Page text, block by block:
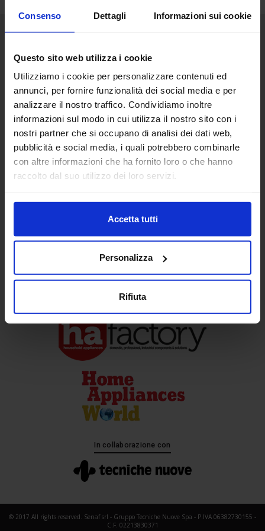
Consenso Dettagli Informazioni sui cookie
Questo sito web utilizza i cookie
Utilizziamo i cookie per personalizzare contenuti ed
annunci, per fornire funzionalità dei social media e per
analizzare il nostro traffico. Condividiamo inoltre
informazioni sul modo in cui utilizza il nostro sito con i
nostri partner che si occupano di analisi dei dati web,
pubblicità e social media, i quali potrebbero combinarle
con altre informazioni che ha fornito loro o che hanno
raccolto dal suo utilizzo dei loro servizi.
Accetta tutti
Personalizza
Rifiuta
Via Eritrea 21/A
20157 | Milano | Italia
Partner
In collaborazione con
© 2017 All rights reserved. Senaf srl - Gruppo Tecniche Nuove Spa - P.IVA 06382730155 -
C.F. 02213830371